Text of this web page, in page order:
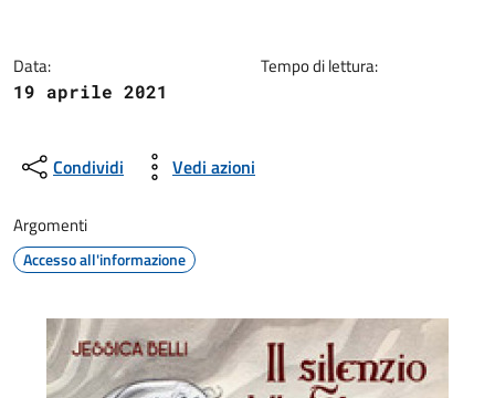
Data:
19 aprile 2021
Tempo di lettura:
Condividi Vedi azioni
Argomenti
Accesso all'informazione